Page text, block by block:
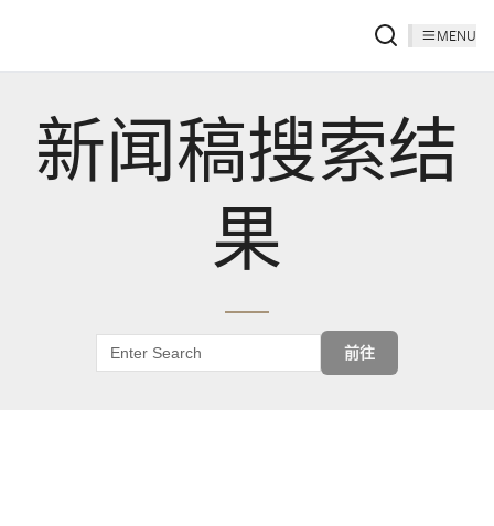
MENU
新闻稿搜索结
果
前往